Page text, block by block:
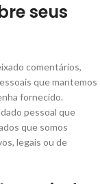
seus
comentários,
que mantemos
fornecido.
pessoal que
que somos
legais ou de